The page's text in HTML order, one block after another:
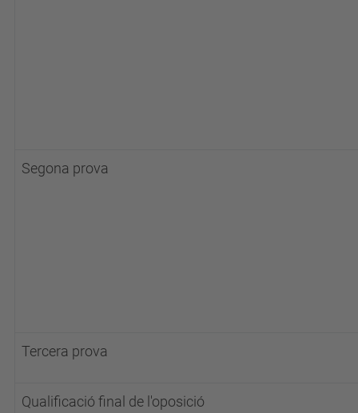
Segona prova
Tercera prova
Qualificació final de l'oposició